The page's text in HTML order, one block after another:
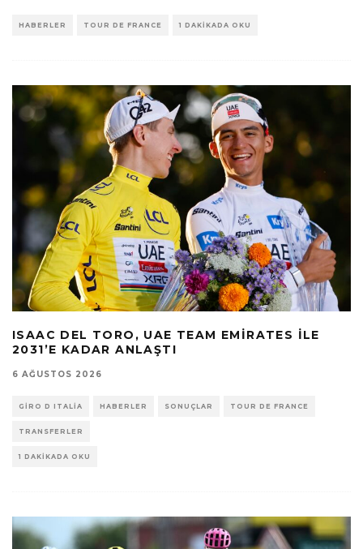
HABERLER TOUR DE FRANCE 1 DAKIKADA OKU
ISAAC DEL TORO, UAE TEAM EMIRATES ILE
2031’E KADAR ANLAŞTI
6 AĞUSTOS 2026
GIRO D ITALIA HABERLER SONUÇLAR TOUR DE FRANCE
TRANSFERLER
1 DAKIKADA OKU